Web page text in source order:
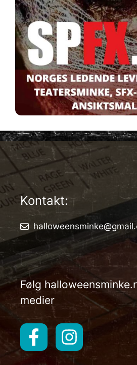
Kontakt:
Følg
medier